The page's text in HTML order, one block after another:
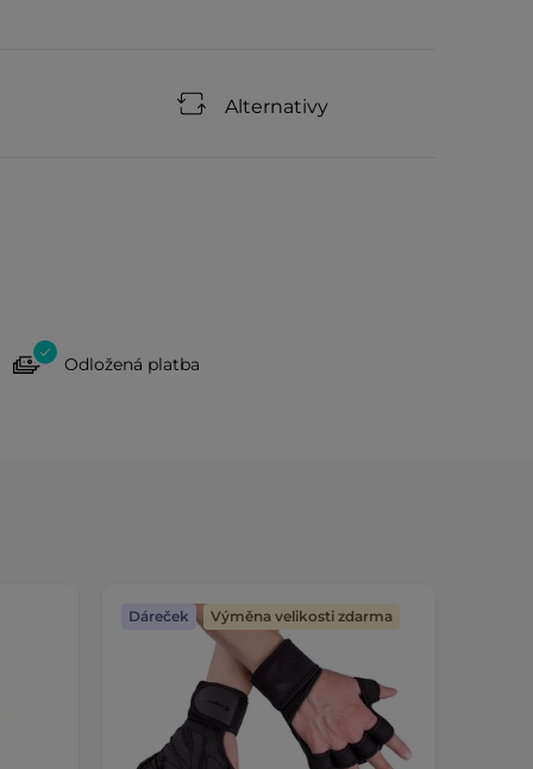
Alternativy
Odložená platba
Dáreček Výměna velikosti zdarma